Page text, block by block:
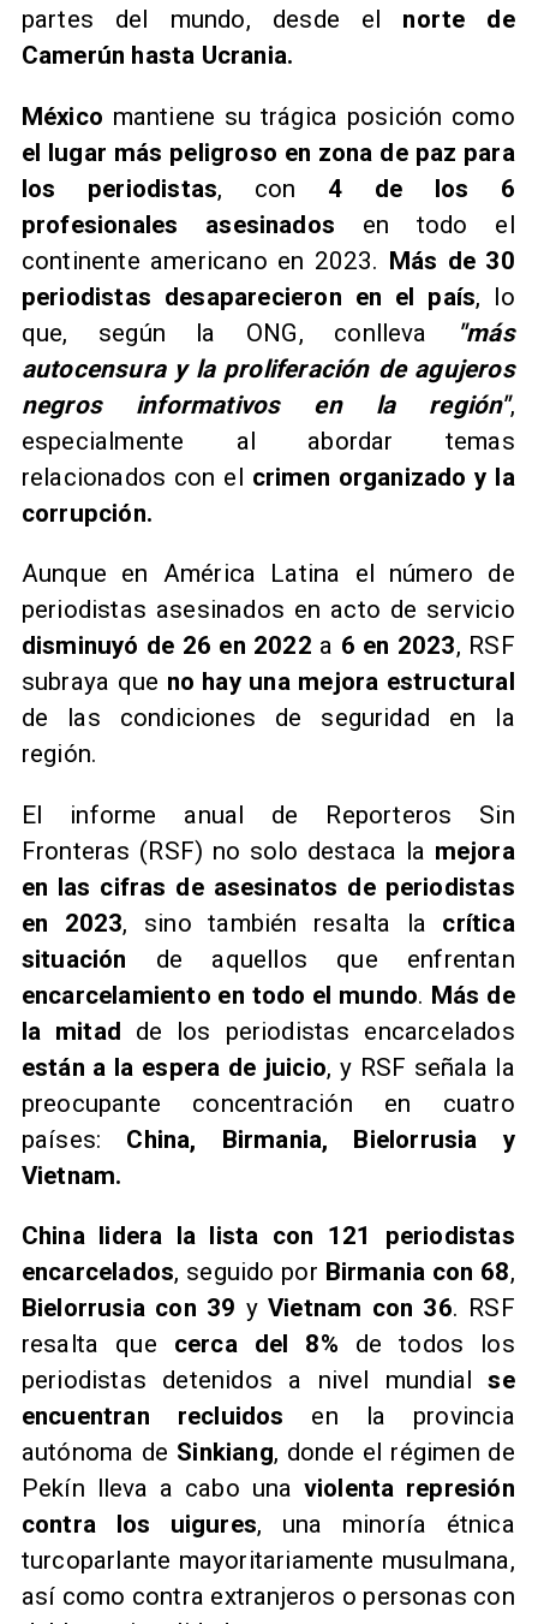
partes del mundo, desde el norte de
Camerún hasta Ucrania.
​México mantiene su trágica posición como
el lugar más peligroso en zona de paz para
los periodistas, con 4 de los 6
profesionales asesinados en todo el
continente americano en 2023. Más de 30
periodistas desaparecieron en el país, lo
que, según la ONG, conlleva
"más
autocensura y la proliferación de agujeros
negros informativos en la región",
especialmente al abordar temas
relacionados con el crimen organizado y la
corrupción.
​Aunque en América Latina el número de
periodistas asesinados en acto de servicio
disminuyó de 26 en 2022 a 6 en 2023, RSF
subraya que no hay una mejora estructural
de las condiciones de seguridad en la
región.
El informe anual de Reporteros Sin
Fronteras (RSF) no solo destaca la mejora
en las cifras de asesinatos de periodistas
en 2023, sino también resalta la crítica
situación de aquellos que enfrentan
encarcelamiento en todo el mundo. Más de
la mitad de los periodistas encarcelados
están a la espera de juicio, y RSF señala la
preocupante concentración en cuatro
países: China, Birmania, Bielorrusia y
Vietnam.
​China lidera la lista con 121 periodistas
encarcelados, seguido por Birmania con 68,
Bielorrusia con 39 yVietnam con 36. RSF
resalta que cerca del 8% de todos los
periodistas detenidos a nivel mundialse
encuentran recluidos en la provincia
autónoma de Sinkiang, donde el régimen de
Pekín lleva a cabo una violenta represión
contra los uigures, una minoría étnica
turcoparlante mayoritariamente musulmana,
así como contra extranjeros o personas con